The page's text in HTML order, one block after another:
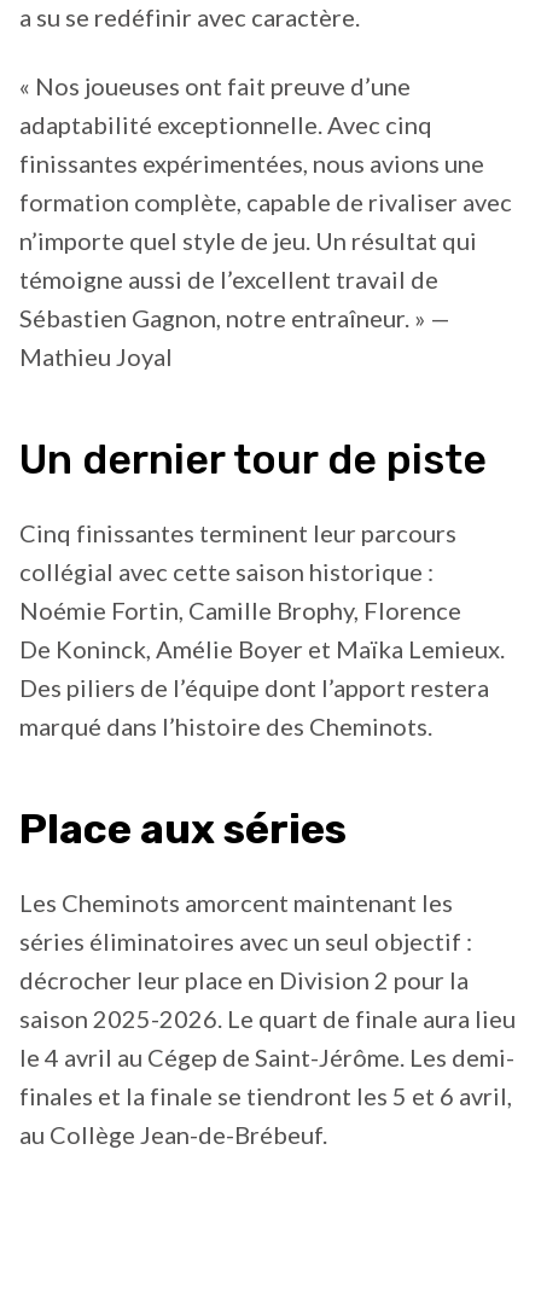
a su se redéfinir avec caractère.
« Nos joueuses ont fait preuve d’une
adaptabilité exceptionnelle. Avec cinq
finissantes expérimentées, nous avions une
formation complète, capable de rivaliser avec
n’importe quel style de jeu. Un résultat qui
témoigne aussi de l’excellent travail de
Sébastien Gagnon, notre entraîneur. » —
Mathieu Joyal
Un dernier tour de piste
Cinq finissantes terminent leur parcours
collégial avec cette saison historique :
Noémie Fortin, Camille Brophy, Florence
De Koninck, Amélie Boyer et Maïka Lemieux.
Des piliers de l’équipe dont l’apport restera
marqué dans l’histoire des Cheminots.
Place aux séries
Les Cheminots amorcent maintenant les
séries éliminatoires avec un seul objectif :
décrocher leur place en Division 2 pour la
saison 2025-2026. Le quart de finale aura lieu
le 4 avril au Cégep de Saint-Jérôme. Les demi-
finales et la finale se tiendront les 5 et 6 avril,
au Collège Jean-de-Brébeuf.